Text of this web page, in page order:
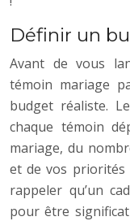
Définir un
Avant de vous
témoin mariage
budget réaliste.
chaque témoin
mariage, du
et de vos priorités
rappeler qu’un
pour être